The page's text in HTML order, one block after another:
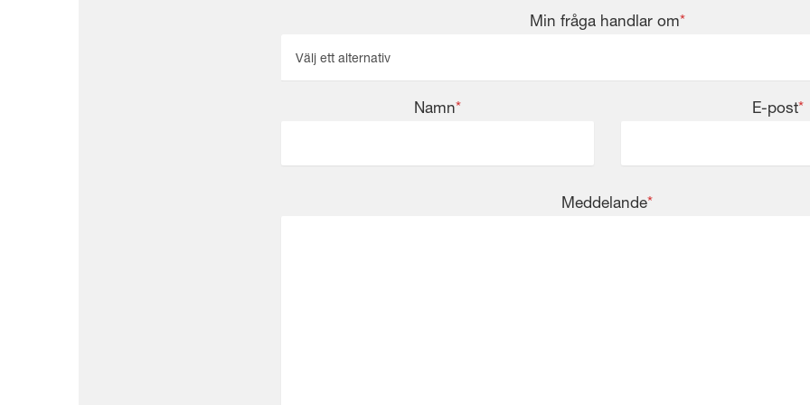
Min fråga handlar om*
Välj ett alternativ
Namn* E-post*
Meddelande*